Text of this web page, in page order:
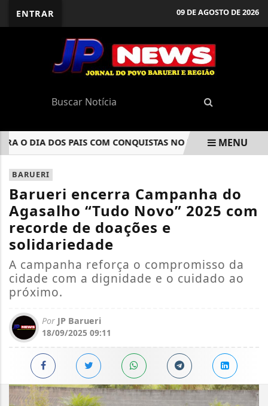
ENTRAR 09 DE AGOSTO DE 2026
DIA DOS PAIS COM CONQUISTAS NO ESPORTE DESFILE
EM ALTA
MENU
BARUERI
Barueri encerra Campanha do
Agasalho “Tudo Novo” 2025 com
recorde de doações e
solidariedade
A campanha reforça o compromisso da
cidade com a dignidade e o cuidado ao
próximo.
Por JP Barueri
18/09/2025 09:11